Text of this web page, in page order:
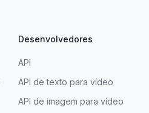
Desenvolvedores
API
API de texto para vídeo
API de imagem para vídeo